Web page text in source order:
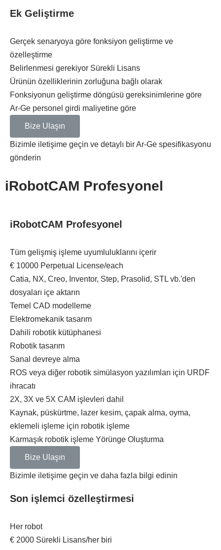
Ek Geliştirme
Gerçek senaryoya göre fonksiyon geliştirme ve
özelleştirme
Belirlenmesi gerekiyor Sürekli Lisans
Ürünün özelliklerinin zorluğuna bağlı olarak
Fonksiyonun geliştirme döngüsü gereksinimlerine göre
Ar-Ge personel girdi maliyetine göre
Bize Ulaşın
Bizimle iletişime geçin ve detaylı bir Ar-Ge spesifikasyonu
gönderin
iRobotCAM Profesyonel
iRobotCAM Profesyonel
Tüm gelişmiş işleme uyumluluklarını içerir
€ 10000 Perpetual License/each
Catia, NX, Creo, Inventor, Step, Prasolid, STL vb.'den
dosyaları içe aktarın
Temel CAD modelleme
Elektromekanik tasarım
Dahili robotik kütüphanesi​
Robotik tasarım
Sanal devreye alma
ROS veya diğer robotik simülasyon yazılımları için URDF
ihracatı
2X, 3X ve 5X CAM işlevleri dahil
Kaynak, püskürtme, lazer kesim, çapak alma, oyma,
eklemeli işleme için robotik işleme
Karmaşık robotik işleme Yörünge Oluşturma
Bize Ulaşın
Bizimle iletişime geçin ve daha fazla bilgi edinin
Son işlemci özelleştirmesi
Her robot
€ 2000 Sürekli Lisans/her biri